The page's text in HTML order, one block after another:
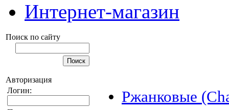
Интернет-магазин
Поиск по сайту
Авторизация
Логин:
Ржанковые